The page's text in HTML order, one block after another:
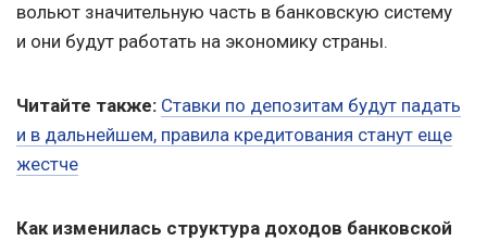
вольют значительную часть в банковскую систему
и они будут работать на экономику страны.
Читайте также: Ставки по депозитам будут падать
и в дальнейшем, правила кредитования станут еще
жестче
Как изменилась структура доходов банковской